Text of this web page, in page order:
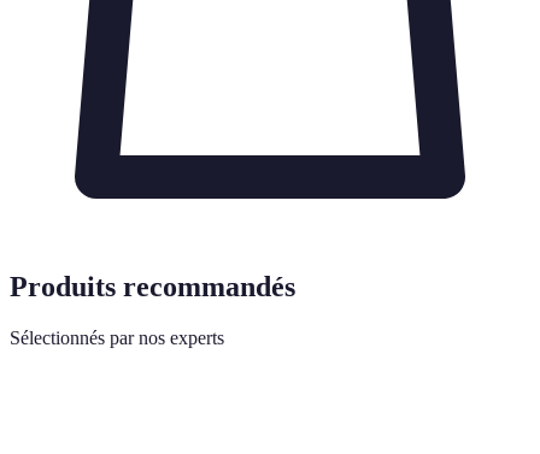
Produits recommandés
Sélectionnés par nos experts